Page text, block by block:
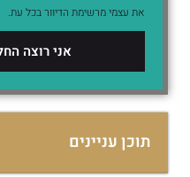
את עצמי מרשימת הדיוור בכל עת.
אני רוצה
תוכן עניינים